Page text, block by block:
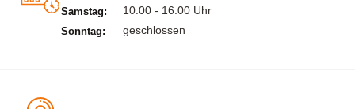
Samstag: 10.00 - 16.00 Uhr
Sonntag: geschlossen